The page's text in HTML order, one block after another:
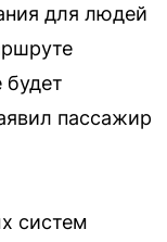
для людей
будет
пассажир
систем